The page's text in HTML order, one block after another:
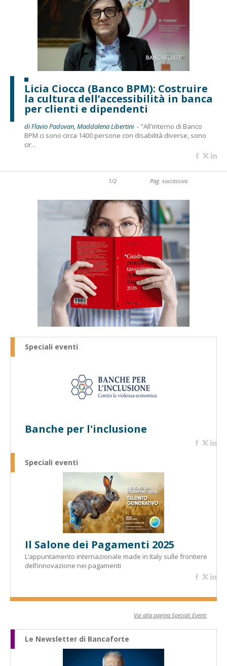
Licia Ciocca (Banco BPM): Costruire
la cultura dell’accessibilità in banca
per clienti e dipendenti
di Flavio Padovan, Maddalena Libertini - "All'interno di Banco
BPM ci sono circa 1400 persone con disabilità diverse, sono
cir...
1/2 Pag. successiva
Speciali eventi
Banche per l'inclusione
Speciali eventi
Il Salone dei Pagamenti 2025
L’appuntamento internazionale made in Italy sulle frontiere
dell’innovazione nei pagamenti
Vai alla pagina Speciali Eventi
Le Newsletter di Bancaforte